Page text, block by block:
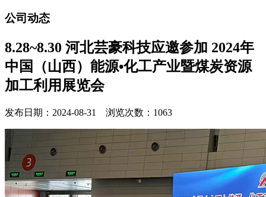
公司动态
8.28~8.30 河北芸豪科技应邀参加 2024年
中国（山西）能源•化工产业暨煤炭资源
加工利用展览会
发布日期：2024-08-31 浏览次数：1063